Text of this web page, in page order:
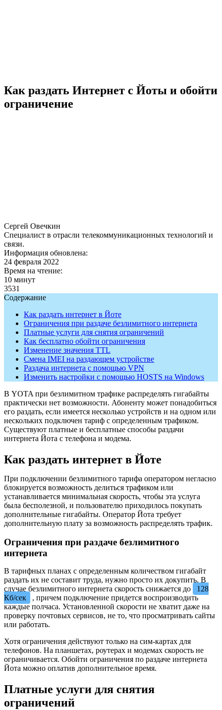
Как раздать Интернет с Йоты и обойти
ограничение
Сергей Овечкин
Специалист в отрасли телекоммуникационных технологий и
связи.
Информация обновлена:
24 февраля 2022
Время на чтение:
10 минут
3531
Содержание
Как раздать интернет в Йоте
Ограничения при раздаче безлимитного интернета
Платные услуги для снятия ограничений
Как бесплатно обойти ограничения
Изменение значения TTL
Смена IMEI на раздающем устройстве
Раздача интернета с помощью VPN
Изменить настройки с помощью HOSTS на Windows
В YOTA при безлимитном трафике распределять гигабайты
практически нет возможности. Абоненту может понадобиться
его раздать, если имеется несколько устройств и на одном или
нескольких подключен тариф с определенным трафиком.
Существуют платные и бесплатные способы раздачи
интернета Йота с телефона и модема.
Как раздать интернет в Йоте
При подключении безлимитного тарифа оператором негласно
блокируется возможность делиться трафиком или
устанавливается минимальная скорость, чтобы эта услуга
была бесполезной, и пользователю приходилось покупать
дополнительные гигабайты. Оператор Йота требует
дополнительную плату за возможность распределять трафик.
Ограничения при раздаче безлимитного
интернета
В тарифных планах с определенным количеством гигабайт
раздать их не составит труда, нужно просто их докупить. В
случае безлимитного интернета скорость снижается до
128
Кб/сек
, причем подключение придется воспроизводить
каждые полчаса. Установленной скорости не хватит даже на
проверку почтовых сервисов, не то, что просматривать сайты
или работать.
Хотя ограничения действуют только на сим-картах для
телефонов. На планшетах, роутерах и модемах скорость не
ограничивается. Обойти ограничения по раздаче интернета
Йота можно оплатив дополнительное время.
Платные услуги для снятия
ограничений